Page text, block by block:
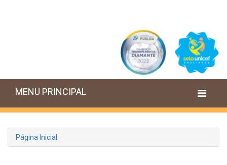
MENU PRINCIPAL
Página Inicial